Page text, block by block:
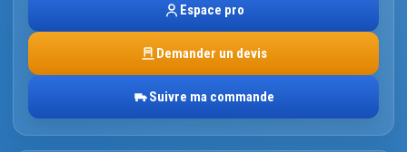
Espace pro
Demander un devis
Suivre ma commande